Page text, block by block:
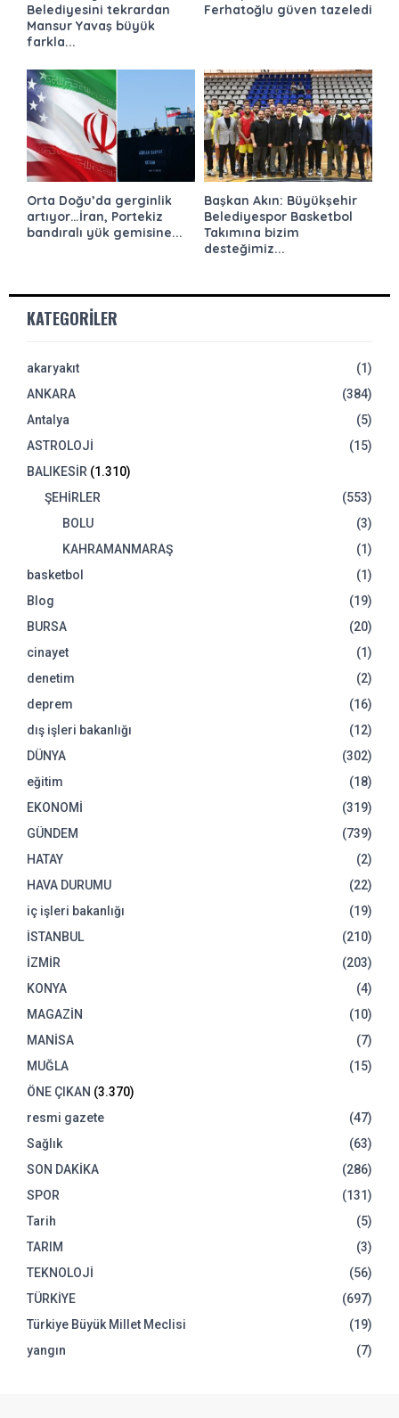
Belediyesini tekrardan
Mansur Yavaş büyük
farkla...
Ferhatoğlu güven tazeledi
Orta Doğu’da gerginlik
artıyor…İran, Portekiz
bandıralı yük gemisine...
Başkan Akın: Büyükşehir
Belediyespor Basketbol
Takımına bizim
desteğimiz...
KATEGORILER
akaryakıt
(1)
ANKARA
(384)
Antalya
(5)
ASTROLOJİ
(15)
BALIKESİR (1.310)
ŞEHİRLER
(553)
BOLU
(3)
KAHRAMANMARAŞ
(1)
basketbol
(1)
Blog
(19)
BURSA
(20)
cinayet
(1)
denetim
(2)
deprem
(16)
dış işleri bakanlığı
(12)
DÜNYA
(302)
eğitim
(18)
EKONOMİ
(319)
GÜNDEM
(739)
HATAY
(2)
HAVA DURUMU
(22)
iç işleri bakanlığı
(19)
İSTANBUL
(210)
İZMİR
(203)
KONYA
(4)
MAGAZİN
(10)
MANİSA
(7)
MUĞLA
(15)
ÖNE ÇIKAN (3.370)
resmi gazete
(47)
Sağlık
(63)
SON DAKİKA
(286)
SPOR
(131)
Tarih
(5)
TARIM
(3)
TEKNOLOJİ
(56)
TÜRKİYE
(697)
Türkiye Büyük Millet Meclisi
(19)
yangın
(7)